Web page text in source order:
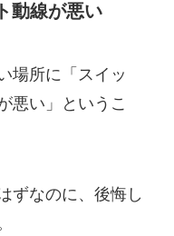
動線が悪い
場所に「スイッ
悪い」というこ
ずなのに、後悔し